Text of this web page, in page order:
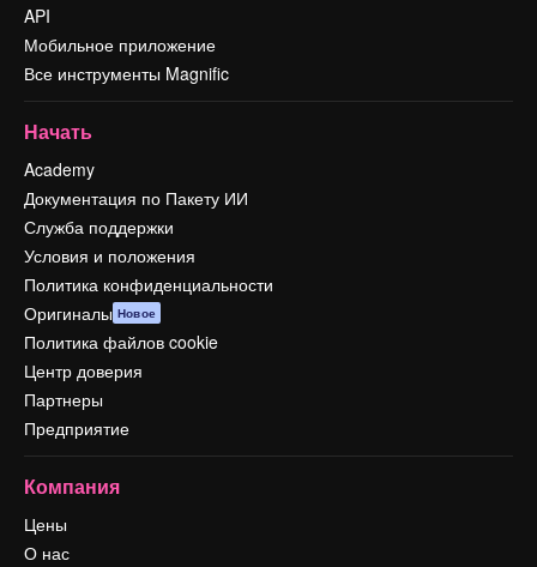
API
Мобильное приложение
Все инструменты Magnific
Начать
Academy
Документация по Пакету ИИ
Служба поддержки
Условия и положения
Политика конфиденциальности
Оригиналы Новое
Политика файлов cookie
Центр доверия
Партнеры
Предприятие
Компания
Цены
О нас